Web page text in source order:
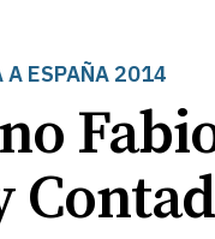
A ESPAÑA 2014